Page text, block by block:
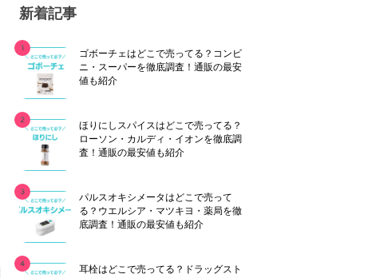
新着記事
ゴボーチェはどこで売ってる？コンビ
ニ・スーパーを徹底調査！通販の最安
値も紹介
ほりにしスパイスはどこで売ってる？
ローソン・カルディ・イオンを徹底調
査！通販の最安値も紹介
パルスオキシメータはどこで売って
る？ウエルシア・マツキヨ・薬局を徹
底調査！通販の最安値も紹介
耳栓はどこで売ってる？ドラッグスト